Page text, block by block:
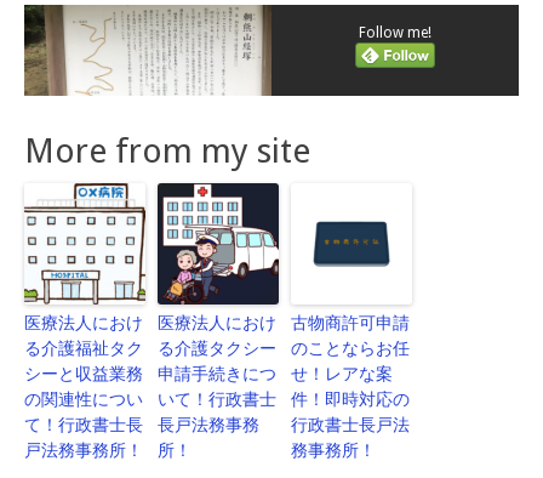
Follow me!
More from my site
医療法人におけ
る介護福祉タク
シーと収益業務
の関連性につい
て！行政書士長
戸法務事務所！
医療法人におけ
る介護タクシー
申請手続きにつ
いて！行政書士
長戸法務事務
所！
古物商許可申請
のことならお任
せ！レアな案
件！即時対応の
行政書士長戸法
務事務所！